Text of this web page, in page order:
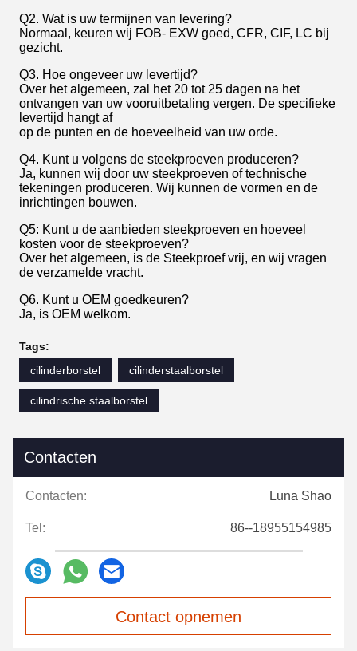
Q2. Wat is uw termijnen van levering?
Normaal, keuren wij FOB- EXW goed, CFR, CIF, LC bij
gezicht.
Q3. Hoe ongeveer uw levertijd?
Over het algemeen, zal het 20 tot 25 dagen na het
ontvangen van uw vooruitbetaling vergen. De specifieke
levertijd hangt af
op de punten en de hoeveelheid van uw orde.
Q4. Kunt u volgens de steekproeven produceren?
Ja, kunnen wij door uw steekproeven of technische
tekeningen produceren. Wij kunnen de vormen en de
inrichtingen bouwen.
Q5: Kunt u de aanbieden steekproeven en hoeveel
kosten voor de steekproeven?
Over het algemeen, is de Steekproef vrij, en wij vragen
de verzamelde vracht.
Q6. Kunt u OEM goedkeuren?
Ja, is OEM welkom.
Tags:
cilinderborstel
cilinderstaalborstel
cilindrische staalborstel
Contacten
Contacten: Luna Shao
Tel: 86--18955154985
Contact opnemen